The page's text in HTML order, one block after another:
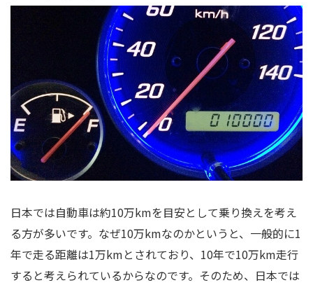
日本では自動車は約10万kmを目安として乗り換えを考え
る方が多いです。なぜ10万kmなのかというと、一般的に1
年で走る距離は1万kmとされており、10年で10万km走行
すると考えられているからなのです。そのため、日本では